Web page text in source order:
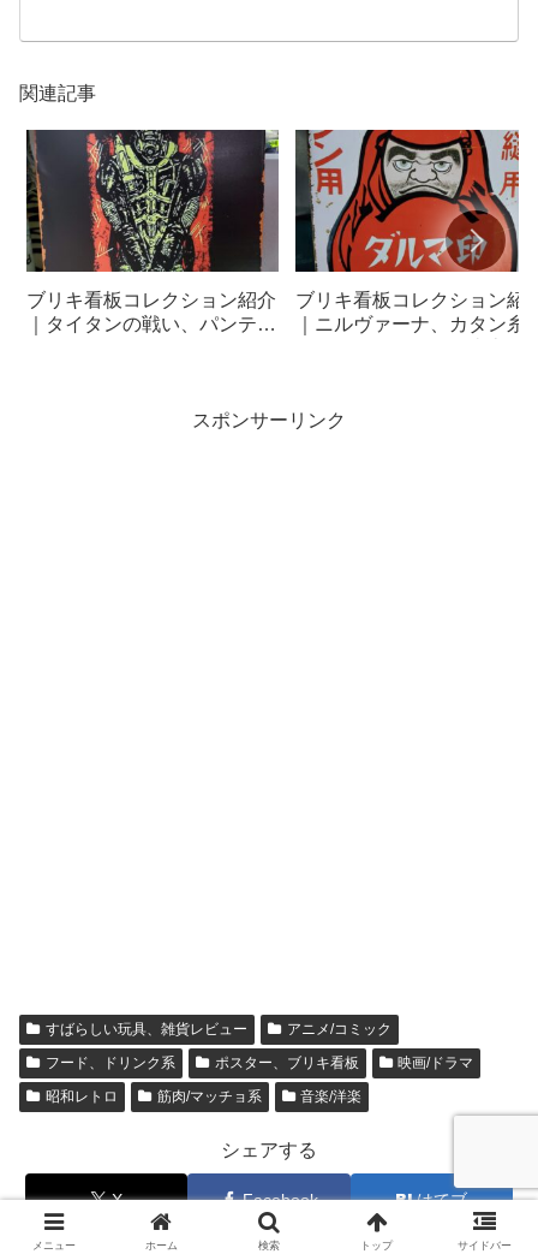
関連記事
ブリキ看板コレクション紹介
｜タイタンの戦い、パンテ
ブリキ看板コレクション紹
｜ニルヴァーナ、カタン糸
ルート66
スポンサーリンク
すばらしい玩具、雑貨レビュー
アニメ/コミック
フード、ドリンク系
ポスター、ブリキ看板
映画/ドラマ
昭和レトロ
筋肉/マッチョ系 音楽/洋楽
シェアする
X Facebook はてブ
コピー
メニュー ホーム 検索 トップ サイドバー